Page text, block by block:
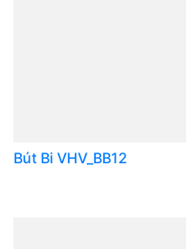
Bút Bi VHV_BB12